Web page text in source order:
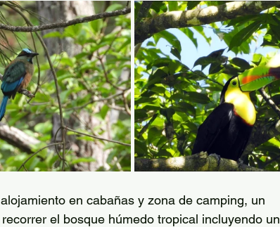
en cabañas y zona de camping, un
el bosque húmedo tropical incluyendo un